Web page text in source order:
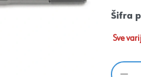
Šifra
Sve